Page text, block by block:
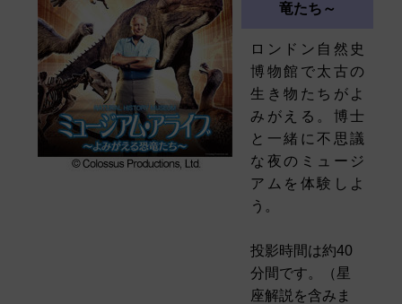
竜たち～
ロンドン自然史
博物館で太古の
生き物たちがよ
みがえる。博士
と一緒に不思議
な夜のミュージ
アムを体験しよ
う。
投影時間は約40
分間です。（星
座解説を含みま